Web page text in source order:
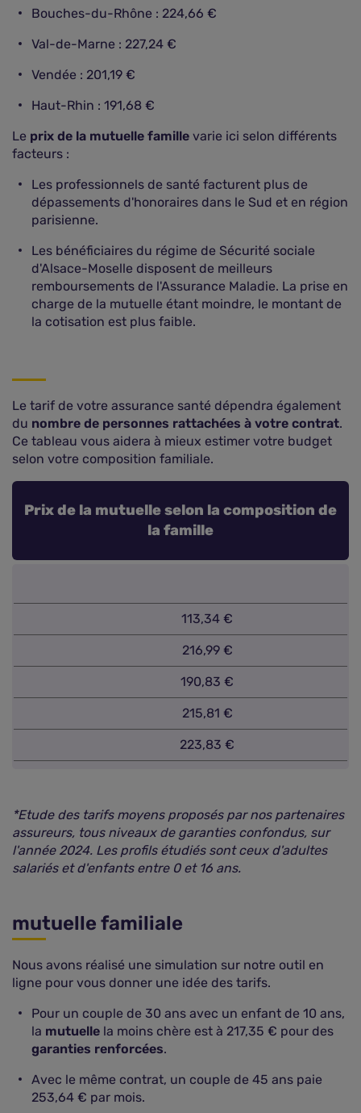
Bouches-du-Rhône : 224,66 €
Val-de-Marne : 227,24 €
Vendée : 201,19 €
Haut-Rhin : 191,68 €
Le prix de la mutuelle famille varie ici selon différents
facteurs :
Les professionnels de santé facturent plus de
dépassements d'honoraires dans le Sud et en région
parisienne.
Les bénéficiaires du régime de Sécurité sociale
d'Alsace-Moselle disposent de meilleurs
remboursements de l'Assurance Maladie. La prise en
charge de la mutuelle étant moindre, le montant de
la cotisation est plus faible.
Le tarif de votre assurance santé dépendra également
du nombre de personnes rattachées à votre contrat.
Ce tableau vous aidera à mieux estimer votre budget
selon votre composition familiale.
Prix de la mutuelle selon la composition de
la famille
113,34 €
216,99 €
190,83 €
215,81 €
223,83 €
*Etude des tarifs moyens proposés par nos partenaires
assureurs, tous niveaux de garanties confondus, sur
l'année 2024. Les profils étudiés sont ceux d'adultes
salariés et d'enfants entre 0 et 16 ans.
mutuelle familiale
Nous avons réalisé une simulation sur notre outil en
ligne pour vous donner une idée des tarifs.
Pour un couple de 30 ans avec un enfant de 10 ans,
la mutuelle la moins chère est à 217,35 € pour des
garanties renforcées.
Avec le même contrat, un couple de 45 ans paie
253,64 € par mois.